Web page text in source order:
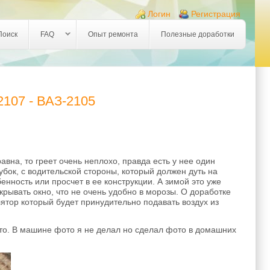
Логин Регистрация
FAQ Опыт ремонта Полезные доработки
- ВАЗ-2105
то греет очень неплохо, правда есть у нее один
с водительской стороны, который должен дуть на
или просчет в ее конструкции. А зимой это уже
окно, что не очень удобно в морозы. О доработке
который будет принудительно подавать воздух из
В машине фото я не делал но сделал фото в домашних